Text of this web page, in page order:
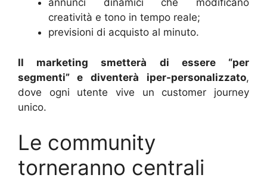
annunci dinamici che modificano
creatività e tono in tempo reale;
previsioni di acquisto al minuto.
Il marketing smetterà di essere “per
segmenti” e diventerà
iper-personalizzato,
dove ogni utente vive un customer journey
unico.
Le community
torneranno centrali